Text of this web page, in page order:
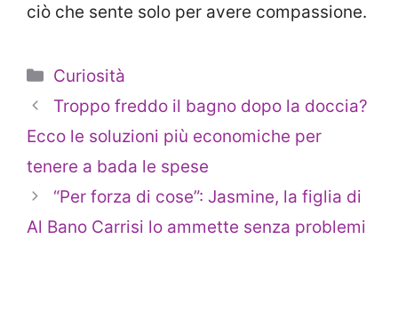
ciò che sente solo per avere compassione.
Categorie
Curiosità
Troppo freddo il bagno dopo la doccia?
Ecco le soluzioni più economiche per
tenere a bada le spese
“Per forza di cose”: Jasmine, la figlia di
Al Bano Carrisi lo ammette senza problemi